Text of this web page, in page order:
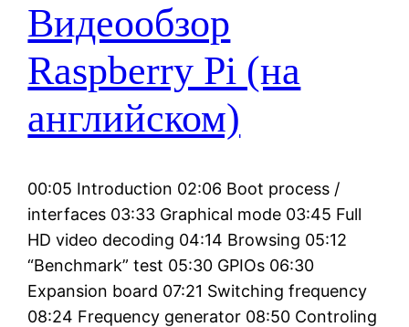
Видеообзор
Raspberry Pi (на
английском)
00:05 Introduction 02:06 Boot process /
interfaces 03:33 Graphical mode 03:45 Full
HD video decoding 04:14 Browsing 05:12
“Benchmark” test 05:30 GPIOs 06:30
Expansion board 07:21 Switching frequency
08:24 Frequency generator 08:50 Controling